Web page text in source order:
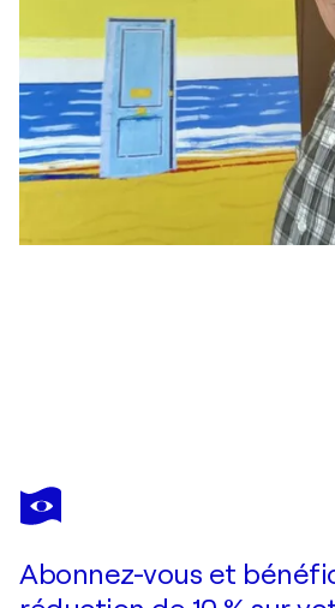
JOSE RAMON CAMPOMANES
END
Abonnez-vous et